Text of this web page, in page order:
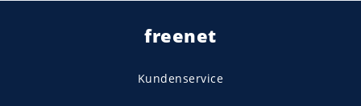
freenet
Kundenservice